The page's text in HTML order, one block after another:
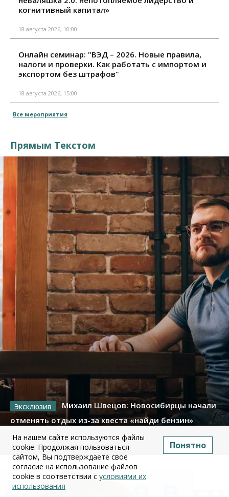
когнитивный капитал»
18 августа 2026, 10:00
Онлайн семинар: "ВЭД – 2026. Новые правила,
налоги и проверки. Как работать с импортом и
экспортом без штрафов"
18 августа 2026, 15:00
Все мероприятия
Прямым Текстом
Михаил Швецов: Новосибирцы начали
отменять отдых из-за квеста «найди бензин»
09 июля 2026
На нашем сайте используются файлы
cookie. Продолжая пользоваться
сайтом, Вы подтверждаете свое
согласие на использование файлов
cookie в соответствии с условиями их
использования
Понятно